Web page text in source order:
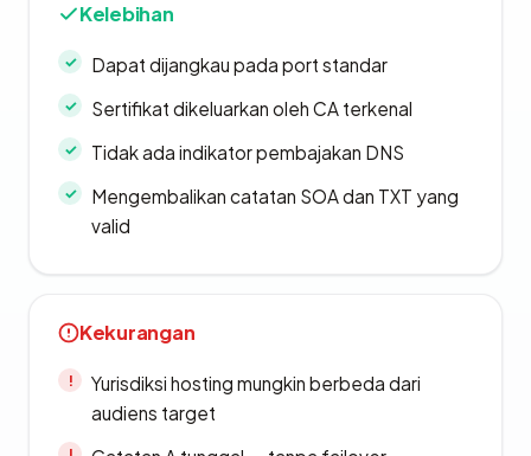
Kelebihan
Dapat dijangkau pada port standar
Sertifikat dikeluarkan oleh CA terkenal
Tidak ada indikator pembajakan DNS
Mengembalikan catatan SOA dan TXT yang
valid
Kekurangan
Yurisdiksi hosting mungkin berbeda dari
audiens target